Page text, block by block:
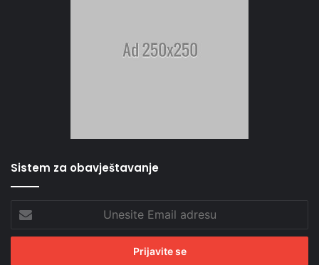
Sistem za obavještavanje
Email
adresu